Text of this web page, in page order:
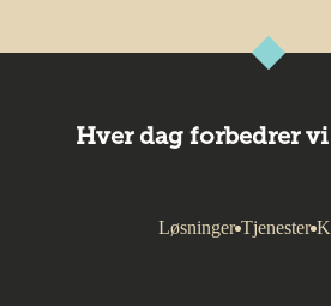
Hver dag forbedrer
Løsninger Tjenester